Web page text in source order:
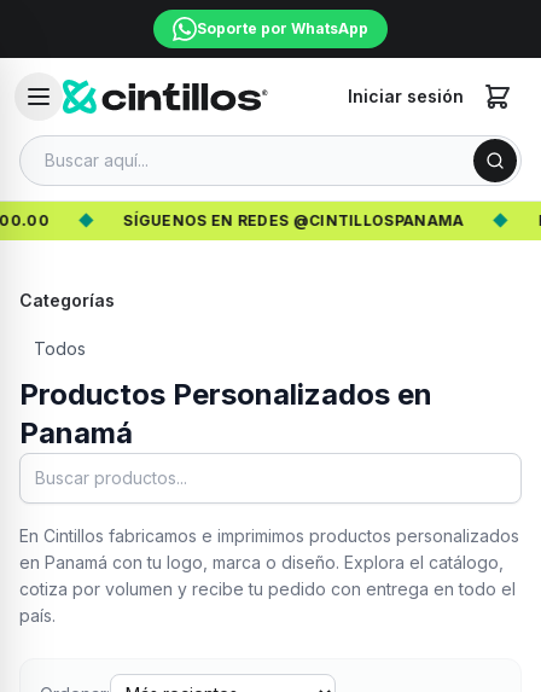
Soporte por WhatsApp
Iniciar sesión
◆ SÍGUENOS EN REDES @CINTILLOSPANAMA ◆
Categorías
Todos
Productos Personalizados en
Panamá
En Cintillos fabricamos e imprimimos productos personalizados
en Panamá con tu logo, marca o diseño. Explora el catálogo,
cotiza por volumen y recibe tu pedido con entrega en todo el
país.